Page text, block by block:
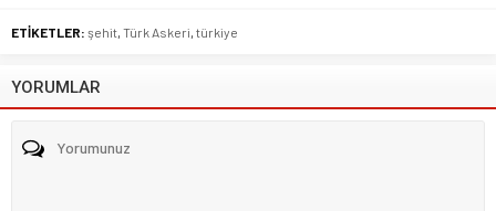
ETİKETLER: şehit, Türk Askeri, türkiye
YORUMLAR